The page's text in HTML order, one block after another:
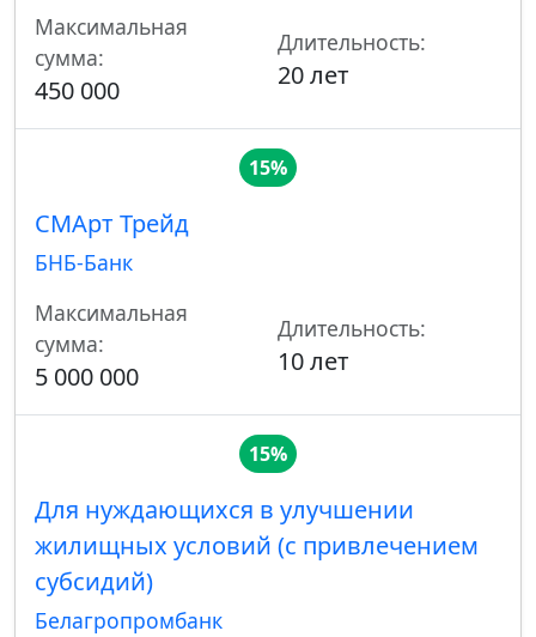
Максимальная
сумма:
450 000
Длительность:
20 лет
15%
СМАрт Трейд
БНБ-Банк
Максимальная
сумма:
5 000 000
Длительность:
10 лет
15%
Для нуждающихся в улучшении
жилищных условий (с привлечением
субсидий)
Белагропромбанк